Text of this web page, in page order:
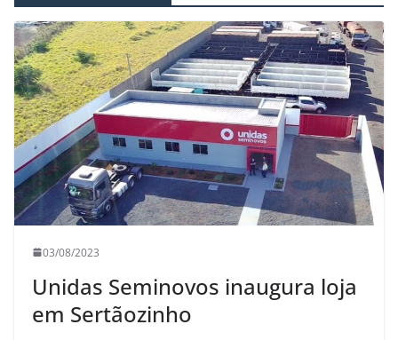
03/08/2023
Unidas Seminovos inaugura loja
em Sertãozinho